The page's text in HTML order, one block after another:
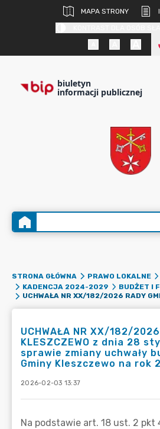
MAPA STRONY
biuletyn
informacji publicznej
STRONA GŁÓWNA PRAWO LOKALNE
KADENCJA 2024-2029
BUDŻET I
UCHWAŁA NR XX/182/2026
KLESZCZEWO z dnia 28
sprawie zmiany uchwały
Gminy Kleszczewo na rok
2026-02-03 13:37